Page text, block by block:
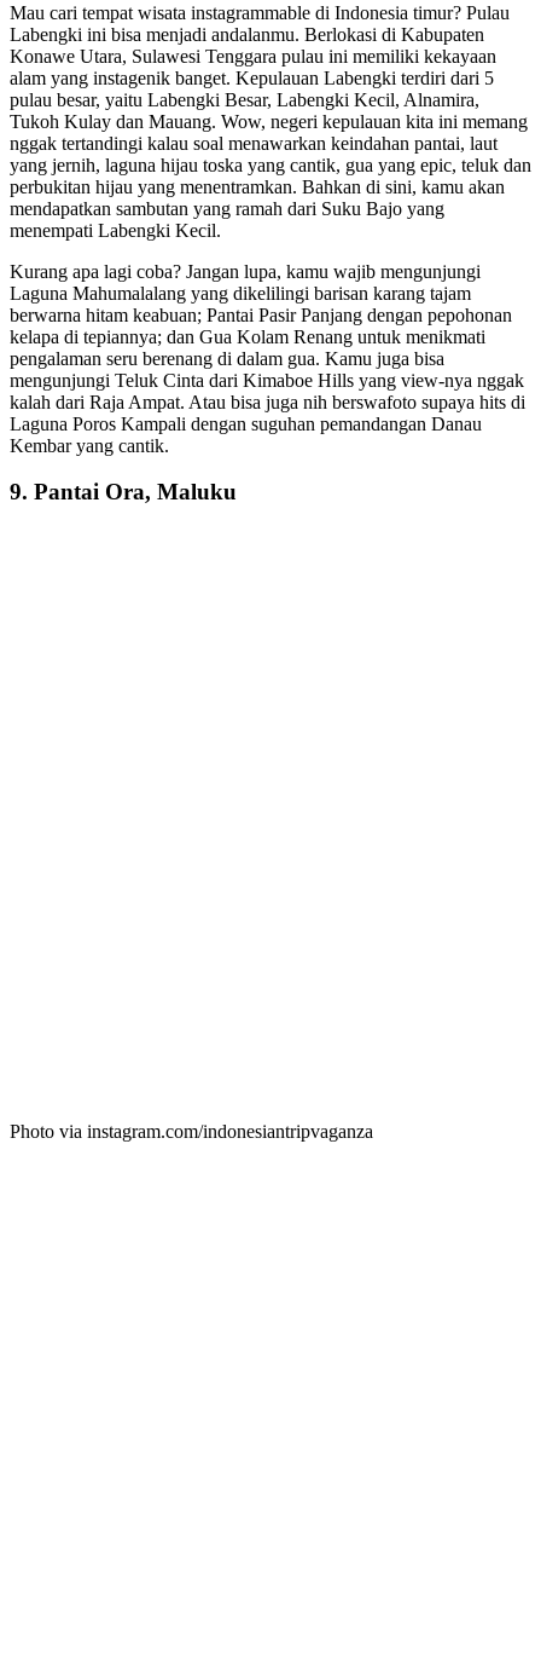
Mau cari tempat wisata instagrammable di Indonesia timur? Pulau
Labengki ini bisa menjadi andalanmu. Berlokasi di Kabupaten
Konawe Utara, Sulawesi Tenggara pulau ini memiliki kekayaan
alam yang instagenik banget. Kepulauan Labengki terdiri dari 5
pulau besar, yaitu Labengki Besar, Labengki Kecil, Alnamira,
Tukoh Kulay dan Mauang. Wow, negeri kepulauan kita ini memang
nggak tertandingi kalau soal menawarkan keindahan pantai, laut
yang jernih, laguna hijau toska yang cantik, gua yang epic, teluk dan
perbukitan hijau yang menentramkan. Bahkan di sini, kamu akan
mendapatkan sambutan yang ramah dari Suku Bajo yang
menempati Labengki Kecil.
Kurang apa lagi coba? Jangan lupa, kamu wajib mengunjungi
Laguna Mahumalalang yang dikelilingi barisan karang tajam
berwarna hitam keabuan; Pantai Pasir Panjang dengan pepohonan
kelapa di tepiannya; dan Gua Kolam Renang untuk menikmati
pengalaman seru berenang di dalam gua. Kamu juga bisa
mengunjungi Teluk Cinta dari Kimaboe Hills yang view-nya nggak
kalah dari Raja Ampat. Atau bisa juga nih berswafoto supaya hits di
Laguna Poros Kampali dengan suguhan pemandangan Danau
Kembar yang cantik.
9. Pantai Ora, Maluku
Photo via instagram.com/indonesiantripvaganza